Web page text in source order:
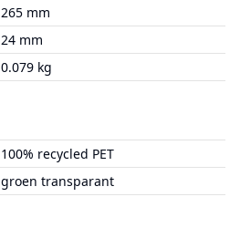
265 mm
24 mm
0.079 kg
100% recycled PET
groen transparant